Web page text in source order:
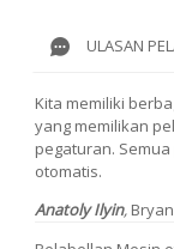
ULASAN
Kita memiliki
yang memilikan
pegaturan.
otomatis.
Anatoly Ilyin,